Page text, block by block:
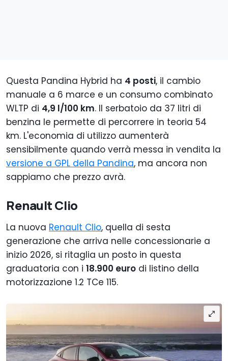
Questa Pandina Hybrid ha 4 posti, il cambio
manuale a 6 marce e un consumo combinato
WLTP di 4,9 l/100 km. Il serbatoio da 37 litri di
benzina le permette di percorrere in teoria 54
km. L'economia di utilizzo aumenterà
sensibilmente quando verrà messa in vendita la
versione a GPL della Pandina, ma ancora non
sappiamo che prezzo avrà.
Renault Clio
La nuova Renault Clio, quella di sesta
generazione che arriva nelle concessionarie a
inizio 2026, si ritaglia un posto in questa
graduatoria con i 18.900 euro di listino della
motorizzazione 1.2 TCe 115.